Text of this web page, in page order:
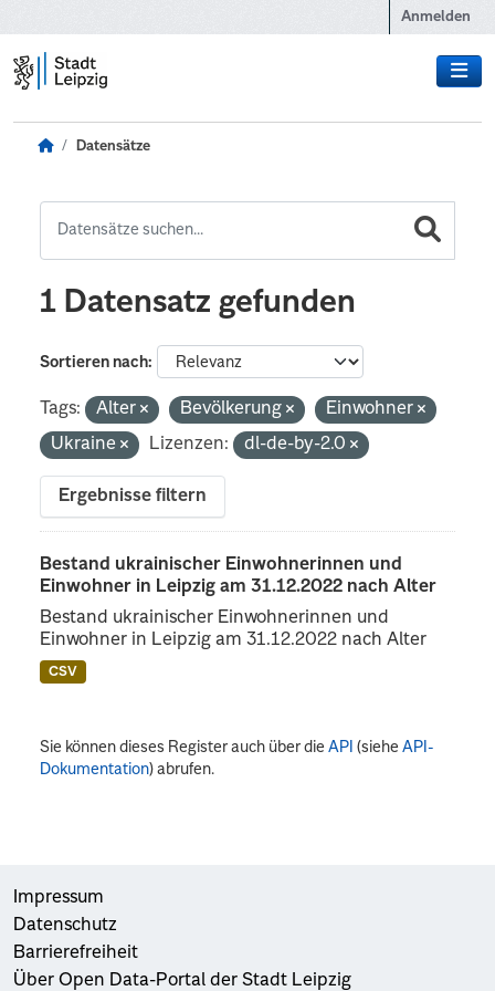
Anmelden
Datensätze
1 Datensatz gefunden
Sortieren nach
Tags: Alter Bevölkerung
Einwohner
Ukraine
Lizenzen: dl-de-by-2.0
Ergebnisse filtern
Bestand ukrainischer Einwohnerinnen und
Einwohner in Leipzig am 31.12.2022 nach Alter
Bestand ukrainischer Einwohnerinnen und
Einwohner in Leipzig am 31.12.2022 nach Alter
CSV
Sie können dieses Register auch über dieAPI (sieheAPI-
Dokumentation) abrufen.
Impressum
Datenschutz
Barrierefreiheit
Über Open Data-Portal der Stadt Leipzig